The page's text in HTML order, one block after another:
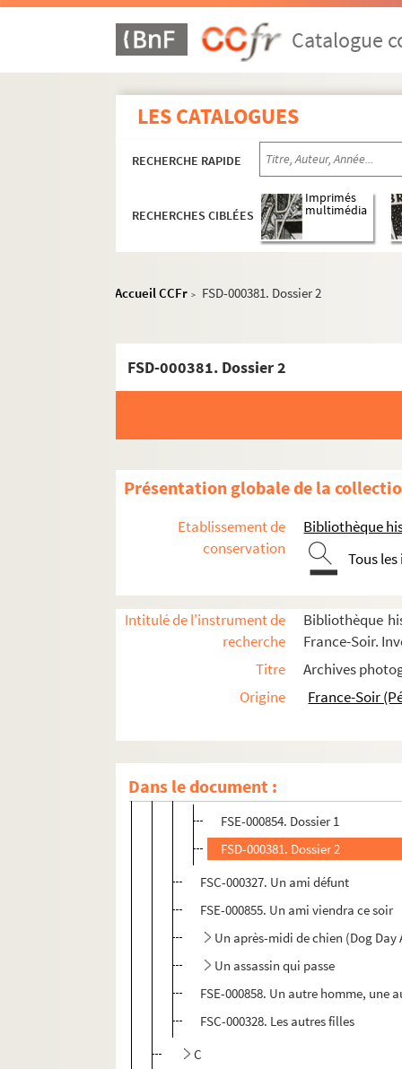
Catalogue
LES CATALOGUES
RECHERCHE RAPIDE
RECHERCHES CIBLÉES
Imprimés
multimédia
Accueil CCFr > FSD-000381. Dossier 2
FSD-000381. Dossier 2
Présentation globale de la
Etablissement de
conservation
Bibliothèque
Tous
Intitulé de l'instrument de
recherche
Bibliothèque
France-Soir.
Titre
Archives
Origine
France-Soir
Dans le document :
Manifestations
Prix
Thèmes
Films
FSE-000847. Un accident de chasse
FSE-000848. Un acte d'amour
Un air si pur
A la verticale de l'été
FSE-000850. Un ange à ma table
FSE-000851. Un ange au paradis
FSE-000853. Un ange gardien pour
Un américain à Paris
FSE-000854. Dossier 1
FSD-000381. Dossier 2
FSC-000327. Un ami défunt
FSE-000855. Un ami viendra ce soir
Un après-midi de chien (Dog Day
Un assassin qui passe
FSE-000858. Un autre homme, une
FSC-000328. Les autres filles
C